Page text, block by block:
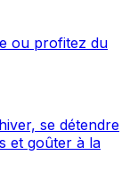
ou profitez du
se détendre
et goûter à la